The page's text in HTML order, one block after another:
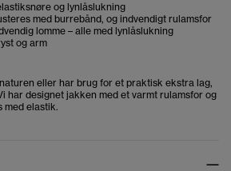
og lynlåslukning
med burrebånd, og indvendigt rulamsfor
lomme – alle med lynlåslukning
og arm
eller har brug for et praktisk ekstra lag,
har designet jakken med et varmt rulamsfor og
med elastik.